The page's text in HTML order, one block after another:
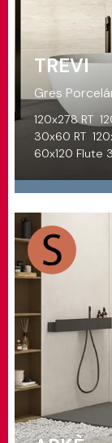
TREVI
Gres
120x278 RT
30x60 RT
60x120 Flute